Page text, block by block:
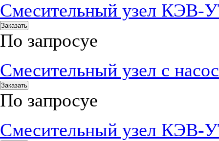
Смесительный узел КЭВ-
Заказать
По запросуе
Смесительный узел с
Заказать
По запросуе
Смесительный узел КЭВ-